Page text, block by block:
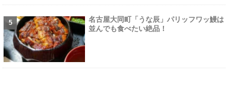
名古屋大同町「うな辰」パリッフワッ鰻は
並んでも食べたい絶品！